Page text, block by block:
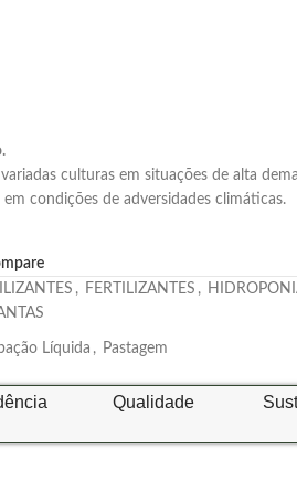
culturas em situações de alta
condições de adversidades climáticas.
, FERTILIZANTES ,
Líquida , Pastagem
Qualidade